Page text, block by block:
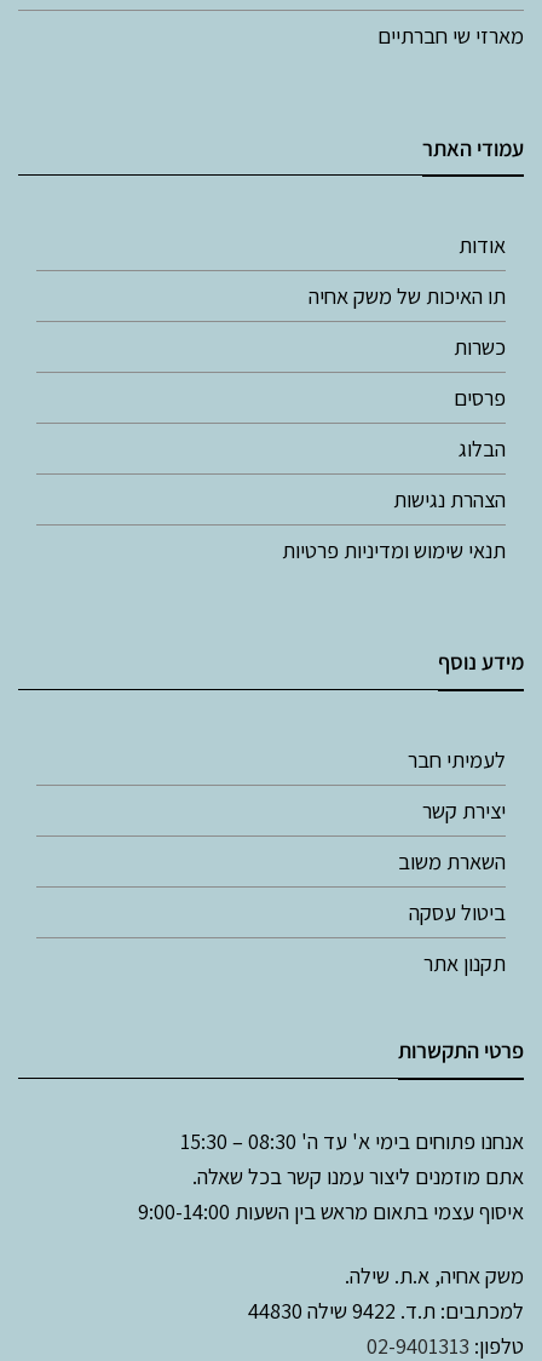
מארזי שי חברתיים
עמודי האתר
אודות
תו האיכות של משק אחיה
כשרות
פרסים
הבלוג
הצהרת נגישות
תנאי שימוש ומדיניות פרטיות
מידע נוסף
לעמיתי חבר
יצירת קשר
השארת משוב
ביטול עסקה
תקנון אתר
פרטי התקשרות
אנחנו פתוחים בימי א' עד ה' 08:30 – 15:30
אתם מוזמנים ליצור עמנו קשר בכל שאלה.
איסוף עצמי בתאום מראש בין השעות 9:00-14:00
משק אחיה, א.ת. שילה.
למכתבים: ת.ד. 9422 שילה 44830
טלפון: 02-9401313